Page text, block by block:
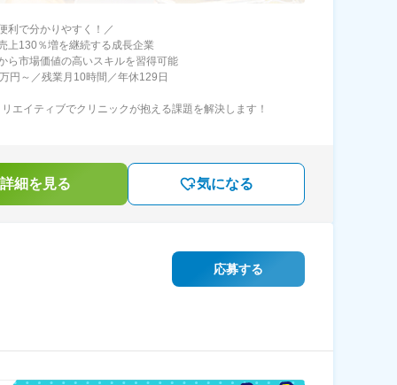
利で分かりやすく！／
上130％増を継続する成長企業
ら市場価値の高いスキルを習得可能
円～／残業月10時間／年休129日
エイティブでクリニックが抱える課題を解決します！
細を見る 気になる
応募する